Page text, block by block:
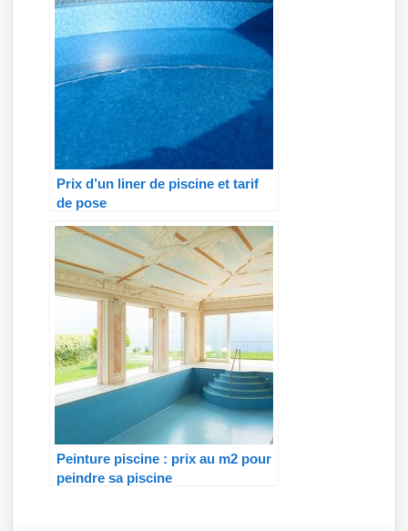
Prix d’un liner de piscine et tarif
de pose
Peinture piscine : prix au m2 pour
peindre sa piscine